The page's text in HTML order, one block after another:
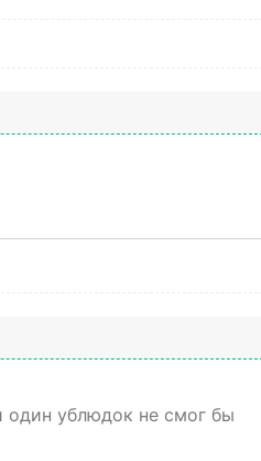
один ублюдок не смог бы